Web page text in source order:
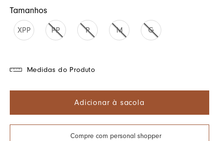
Tamanhos
XPP PP P M G
Medidas do Produto
Adicionar à sacola
Compre com personal shopper